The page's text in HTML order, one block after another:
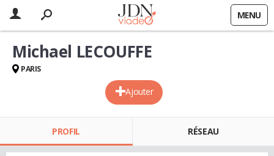
MENU
Ajouter
Michael LECOUFFE
PARIS
PROFIL RÉSEAU